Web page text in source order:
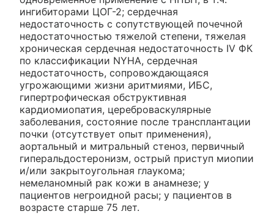
ингибиторами ЦОГ-2; сердечная
недостаточность с сопутствующей почечной
недостаточностью тяжелой степени, тяжелая
хроническая сердечная недостаточность IV ФК
по классификации NYHA, сердечная
недостаточность, сопровождающаяся
угрожающими жизни аритмиями, ИБС,
гипертрофическая обструктивная
кардиомиопатия, цереброваскулярные
заболевания, состояние после трансплантации
почки (отсутствует опыт применения),
аортальный и митральный стеноз, первичный
гиперальдостеронизм, острый приступ миопии
и/или закрытоугольная глаукома;
немеланомный рак кожи в анамнезе; у
пациентов негроидной расы; у пациентов в
возрасте старше 75 лет.